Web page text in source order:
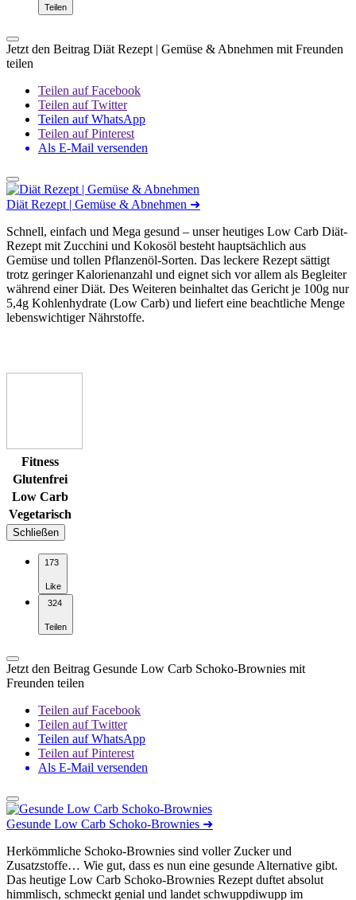
Teilen
Jetzt den Beitrag Diät Rezept | Gemüse & Abnehmen mit Freunden
teilen
Teilen auf Facebook
Teilen auf Twitter
Teilen auf WhatsApp
Teilen auf Pinterest
Als E-Mail versenden
Diät Rezept | Gemüse & Abnehmen ➜
Schnell, einfach und Mega gesund – unser heutiges Low Carb Diät-
Rezept mit Zucchini und Kokosöl besteht hauptsächlich aus
Gemüse und tollen Pflanzenöl-Sorten. Das leckere Rezept sättigt
trotz geringer Kalorienanzahl und eignet sich vor allem als Begleiter
während einer Diät. Des Weiteren beinhaltet das Gericht je 100g nur
5,4g Kohlenhydrate (Low Carb) und liefert eine beachtliche Menge
lebenswichtiger Nährstoffe.
Fitness
Glutenfrei
Low Carb
Vegetarisch
Schließen
173
Like
324
Teilen
Jetzt den Beitrag Gesunde Low Carb Schoko-Brownies mit
Freunden teilen
Teilen auf Facebook
Teilen auf Twitter
Teilen auf WhatsApp
Teilen auf Pinterest
Als E-Mail versenden
Gesunde Low Carb Schoko-Brownies ➜
Herkömmliche Schoko-Brownies sind voller Zucker und
Zusatzstoffe… Wie gut, dass es nun eine gesunde Alternative gibt.
Das heutige Low Carb Schoko-Brownies Rezept duftet absolut
himmlisch, schmeckt genial und landet schwuppdiwupp im